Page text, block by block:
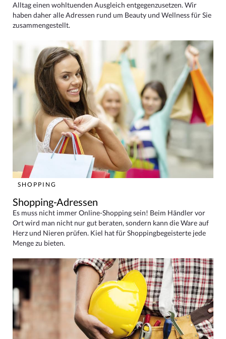
Alltag einen wohltuenden Ausgleich entgegenzusetzen. Wir
haben daher alle Adressen rund um Beauty und Wellness für Sie
zusammengestellt.
SHOPPING
Shopping-Adressen
Es muss nicht immer Online-Shopping sein! Beim Händler vor
Ort wird man nicht nur gut beraten, sondern kann die Ware auf
Herz und Nieren prüfen. Kiel hat für Shoppingbegeisterte jede
Menge zu bieten.